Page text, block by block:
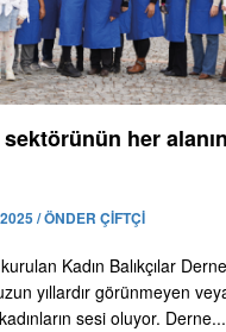
sektörünün her
/ ÖNDER ÇİFTÇİ
Kadın Balıkçılar
yıllardır görünmeyen
sesi oluyor. Derne...